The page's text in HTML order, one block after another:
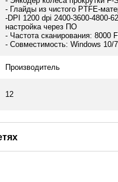
- Глайды из чистого PTFE-
-DPI 1200 dpi 2400-3600-4800-
настройка через ПО
- Частота сканирования: 8000
- Совместимость: Windows 10/
Производитель
12